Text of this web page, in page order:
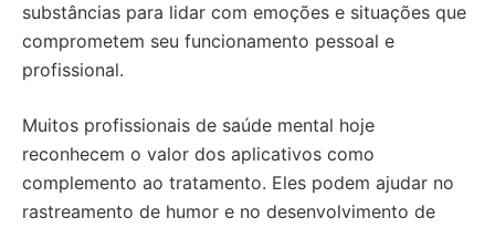
substâncias para lidar com emoções e situações que
comprometem seu funcionamento pessoal e
profissional.
Muitos profissionais de saúde mental hoje
reconhecem o valor dos aplicativos como
complemento ao tratamento. Eles podem ajudar no
rastreamento de humor e no desenvolvimento de